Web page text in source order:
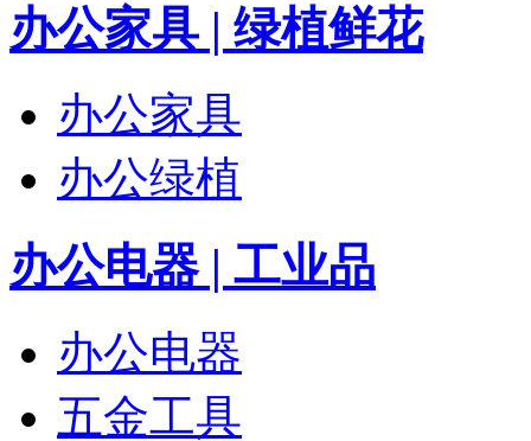
办公家具 | 绿植鲜花
办公家具
办公绿植
办公电器 | 工业品
办公电器
五金工具